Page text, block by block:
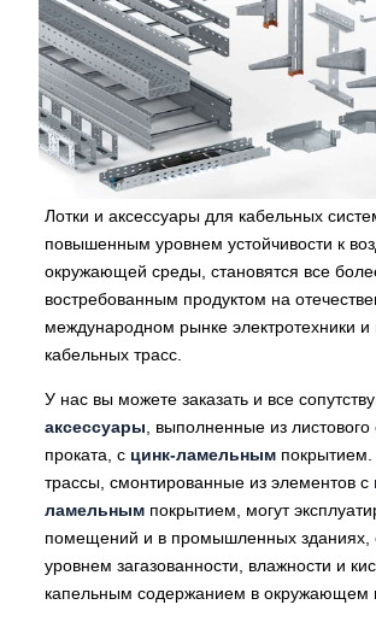
Лотки и аксессуары для кабельных
повышенным уровнем устойчивости к
окружающей среды, становятся все
востребованным продуктом на
международном рынке электротехники и
кабельных трасс.
У нас вы можете заказать и все
аксессуары, выполненные из листового
проката, с цинк-ламельным
трассы, смонтированные из элементов с
ламельным покрытием, могут
помещений и в промышленных зданиях,
уровнем загазованности, влажности и
капельным содержанием в окружающем